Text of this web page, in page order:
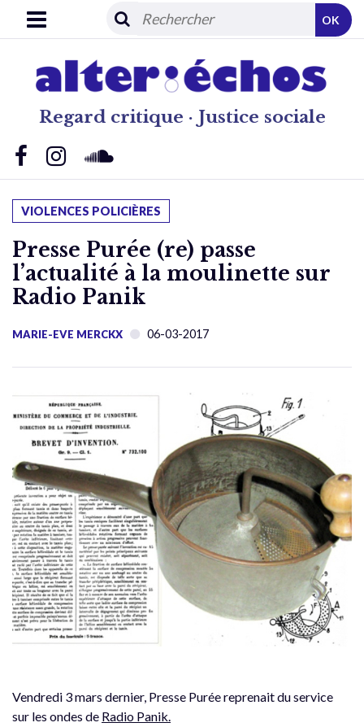
Regard critique · Justice sociale
OK
VIOLENCES POLICIÈRES
Presse Purée (re) passe
l’actualité à la moulinette sur
Radio Panik
MARIE-EVE MERCKX 06-03-2017
Vendredi 3 mars dernier, Presse Purée reprenait du service
sur les ondes de Radio Panik.